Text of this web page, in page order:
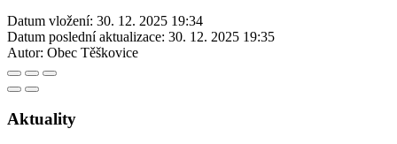
Datum vložení: 30. 12. 2025 19:34
Datum poslední aktualizace: 30. 12. 2025 19:35
Autor: Obec Těškovice
Aktuality